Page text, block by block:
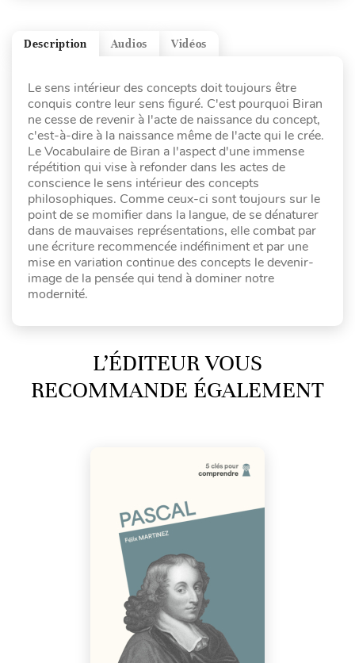
Vidéos
Audios
Description
Le sens intérieur des concepts doit toujours être
conquis contre leur sens figuré. C'est pourquoi Biran
ne cesse de revenir à l'acte de naissance du concept,
c'est-à-dire à la naissance même de l'acte qui le crée.
Le Vocabulaire de Biran a l'aspect d'une immense
répétition qui vise à refonder dans les actes de
conscience le sens intérieur des concepts
philosophiques. Comme ceux-ci sont toujours sur le
point de se momifier dans la langue, de se dénaturer
dans de mauvaises représentations, elle combat par
une écriture recommencée indéfiniment et par une
mise en variation continue des concepts le devenir-
image de la pensée qui tend à dominer notre
modernité.
L’ÉDITEUR VOUS
RECOMMANDE ÉGALEMENT